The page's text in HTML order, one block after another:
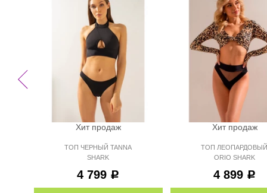
Хит продаж
ТОП ЧЕРНЫЙ TANNA
SHARK
4 799 Р
Хит продаж
ТОП
ORIO SHARK
4 899 Р